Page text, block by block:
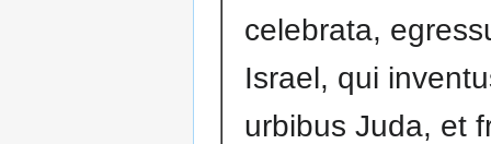
celebrata,
Israel, qui
urbibus Juda, et